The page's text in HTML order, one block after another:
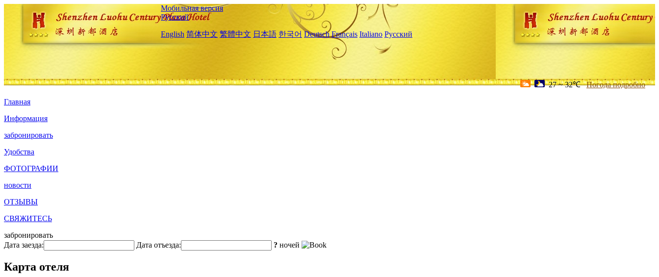
Мобильная версия
Русский
English 简体中文 繁體中文 日本語 한국어 Deutsch Français Italiano Русский
27 ~ 32℃ Погода подробно
Главная
Информация
забронировать
Удобства
ФОТОГРАФИИ
новости
ОТЗЫВЫ
СВЯЖИТЕСЬ
забронировать
Дата заезда:
Дата отъезда: ? ночей
Карта отеля